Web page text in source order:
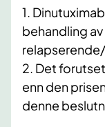
1.
behandling
2. Det
enn den
denne